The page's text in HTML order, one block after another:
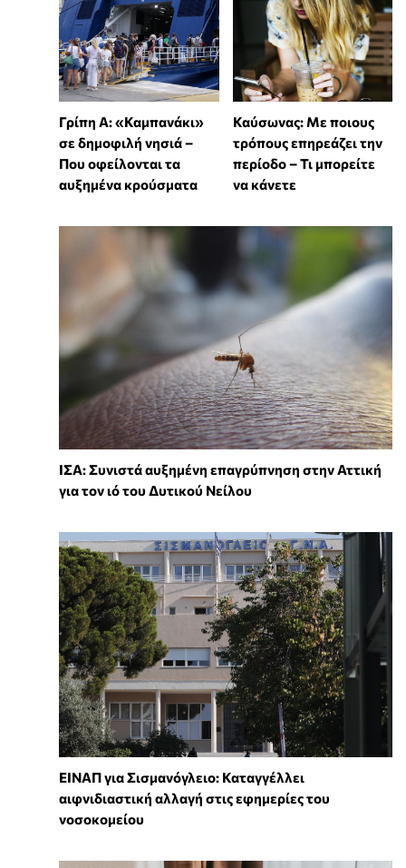
Γρίπη Α: «Καμπανάκι»
σε δημοφιλή νησιά –
Που οφείλονται τα
αυξημένα κρούσματα
Καύσωνας: Με ποιους
τρόπους επηρεάζει την
περίοδο – Τι μπορείτε
να κάνετε
ΙΣΑ: Συνιστά αυξημένη επαγρύπνηση στην Αττική
για τον ιό του Δυτικού Νείλου
ΕΙΝΑΠ για Σισμανόγλειο: Καταγγέλλει
αιφνιδιαστική αλλαγή στις εφημερίες του
νοσοκομείου